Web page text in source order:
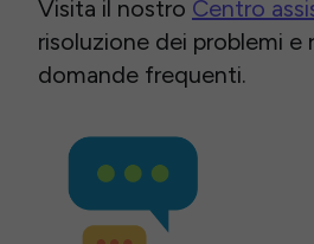
Visita il nostro Centro
risoluzione dei problemi e
domande frequenti.